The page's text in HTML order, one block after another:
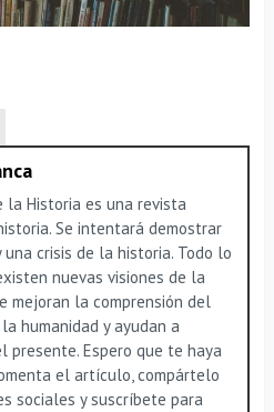
la Historia es una revista
Se intentará demostrar
una crisis de la historia. Todo lo
nuevas visiones de la
mejoran la comprensión del
humanidad y ayudan a
presente. Espero que te haya
el artículo, compártelo
sociales y suscríbete para